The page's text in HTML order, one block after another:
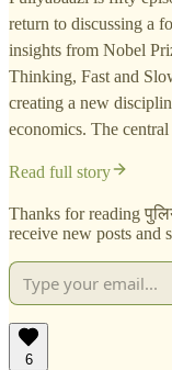
return to discussing a
insights from Nobel
Thinking, Fast and
creating a new
economics. The
Read full story
Thanks for reading
receive new posts and
6